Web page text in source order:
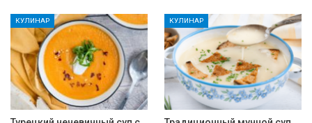
КУЛИНАР КУЛИНАР